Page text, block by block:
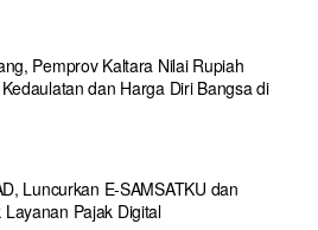
Pemprov Kaltara Nilai Rupiah
dan Harga Diri Bangsa di
Luncurkan E-SAMSATKU dan
Pajak Digital